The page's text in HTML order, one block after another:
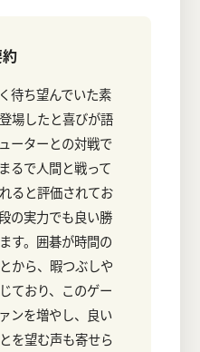
待ち望んでいた素
場したと喜びが語
ーターとの対戦で
るで人間と戦って
ると評価されてお
の実力でも良い勝
す。囲碁が時間の
から、暇つぶしや
ており、このゲー
ンを増やし、良い
を望む声も寄せら